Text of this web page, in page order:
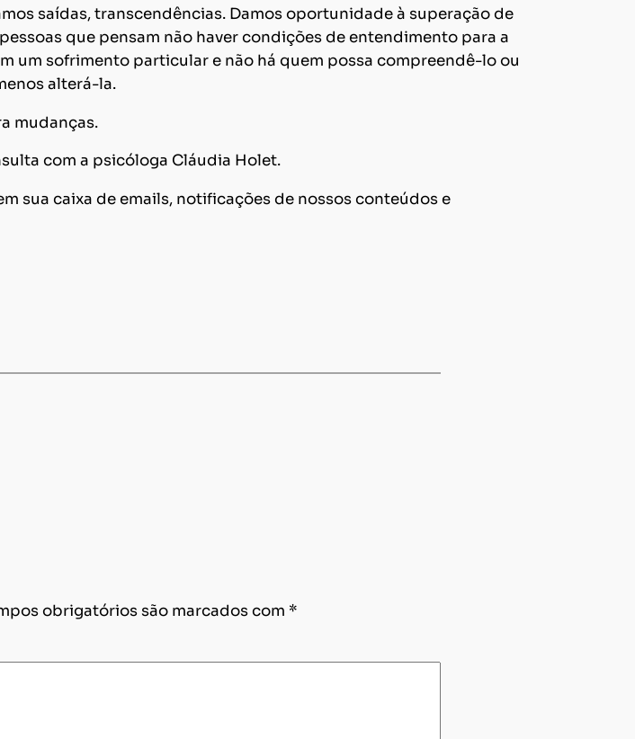
saídas, transcendências. Damos oportunidade à superação de
que pensam não haver condições de entendimento para a
um sofrimento particular e não há quem possa compreendê-lo ou
alterá-la.
mudanças.
com a psicóloga Cláudia Holet.
sua caixa de emails, notificações de nossos conteúdos e
obrigatórios são marcados com *